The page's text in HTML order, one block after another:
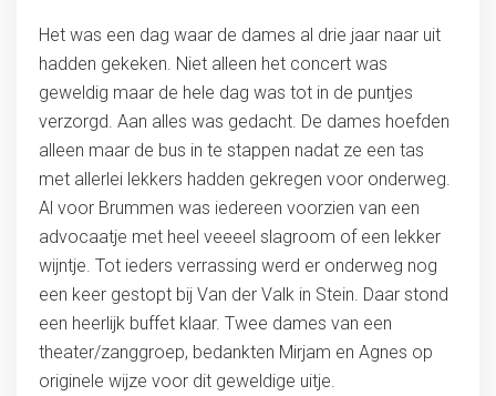
Het was een dag waar de dames al drie jaar naar uit
hadden gekeken. Niet alleen het concert was
geweldig maar de hele dag was tot in de puntjes
verzorgd. Aan alles was gedacht. De dames hoefden
alleen maar de bus in te stappen nadat ze een tas
met allerlei lekkers hadden gekregen voor onderweg.
Al voor Brummen was iedereen voorzien van een
advocaatje met heel veeeel slagroom of een lekker
wijntje. Tot ieders verrassing werd er onderweg nog
een keer gestopt bij Van der Valk in Stein. Daar stond
een heerlijk buffet klaar. Twee dames van een
theater/zanggroep, bedankten Mirjam en Agnes op
originele wijze voor dit geweldige uitje.